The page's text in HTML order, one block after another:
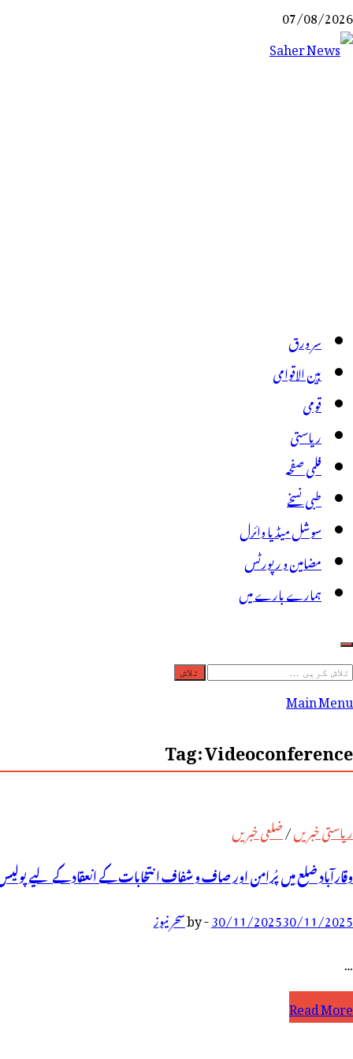
Skip
to
07/08/2026
سر ورق
بین الاقوامی
قومی
ریاستی
فلمی صفحہ
طبی نسخے
سوشل میڈیا وائرل
مضامین و رپورٹس
ہمارے بارے میں
تلاش
کریں
Main Menu
Tag:Videoconference
ریاستی خبریں/ضلعی خبریں
وقارآباد ضلع میں پُرامن اور صاف و شفاف انتخابات کے انعقاد کے لیے
30/11/202530/11/2025
-
byسحر نیوز
…
وقارآباد
Read More